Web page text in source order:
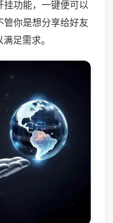
功能，一键便可以
管你是想分享给好友
足需求。